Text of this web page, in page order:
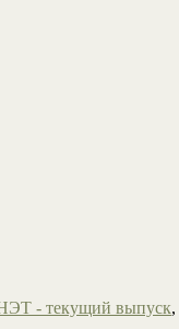
- текущий выпуск,